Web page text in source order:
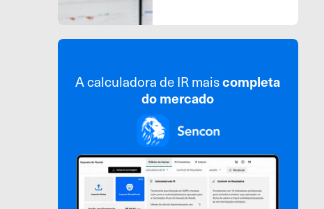
A calculadora de IR maiscompleta
do mercado